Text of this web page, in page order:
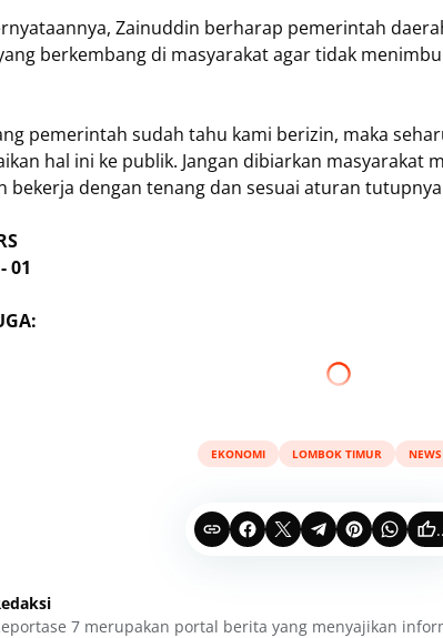
Zainuddin berharap pemerintah
berkembang di masyarakat agar tidak
pemerintah sudah tahu kami berizin, maka
hal ini ke publik. Jangan dibiarkan masyarakat
bekerja dengan tenang dan sesuai aturan
01
EKONOMI LOMBOK TIMUR NEWS
7 merupakan portal berita yang menyajikan